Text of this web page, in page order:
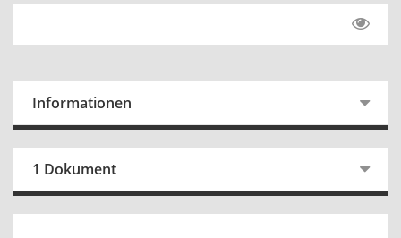
Informationen
1 Dokument